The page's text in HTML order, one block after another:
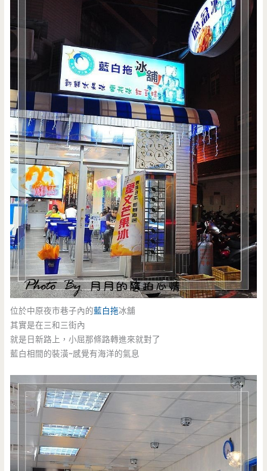
位於中原夜市巷子內的藍白拖冰舖
其實是在三和三街內
就是日新路上，小屈那條路轉進來就對了
藍白相間的裝潢~感覺有海洋的氣息